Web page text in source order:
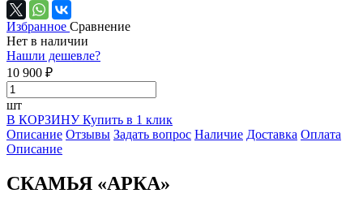
Избранное Сравнение
Нет в наличии
Нашли дешевле?
10 900 ₽
шт
В КОРЗИНУКупить в 1 клик
Описание Отзывы Задать вопрос Наличие Доставка Оплата
Описание
СКАМЬЯ «АРКА»